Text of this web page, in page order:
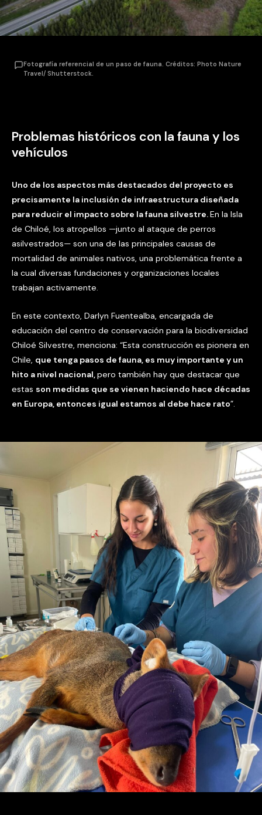
Fotografía referencial de un paso de fauna. Créditos: Photo Nature
Travel/ Shutterstock.
Problemas históricos con la fauna y los
vehículos
Uno de los aspectos más destacados del proyecto es
precisamente la inclusión de infraestructura diseñada
para reducir el impacto sobre la fauna silvestre.En la Isla
de Chiloé, los atropellos —junto al ataque de perros
asilvestrados— son una de las principales causas de
mortalidad de animales nativos, una problemática frente a
la cual diversas fundaciones y organizaciones locales
trabajan activamente.
En este contexto, Darlyn Fuentealba, encargada de
educación del centro de conservación para la biodiversidad
Chiloé Silvestre, menciona: “Esta construcción es pionera en
Chile, que tenga pasos de fauna, es muy importante y un
hito a nivel nacional,pero también hay que destacar que
estas son medidas que se vienen haciendo hace décadas
en Europa, entonces igual estamos al debe hace rato”.